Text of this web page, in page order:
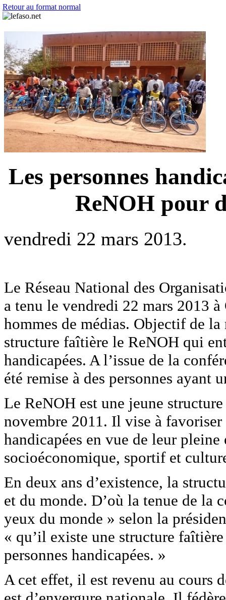
Retour au format normal
Les personnes
ReNOH pour
vendredi 22 mars 2013.
Le Réseau National des
a tenu le vendredi 22 mars 2013
hommes de médias. Objectif de
structure faîtière le ReNOH qui
handicapées. A l’issue de la
été remise à des personnes ayant
Le ReNOH est une jeune
novembre 2011. Il vise à
handicapées en vue de leur
socioéconomique, sportif et
En deux ans d’existence, la
et du monde. D’où la tenue de la
yeux du monde » selon la
« qu’il existe une structure
personnes handicapées. »
A cet effet, il est revenu au cours